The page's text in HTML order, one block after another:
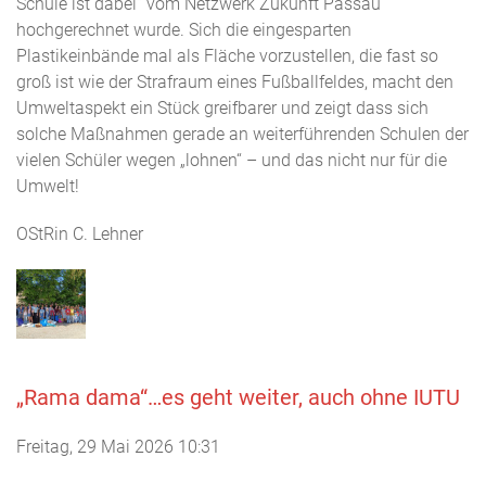
hochgerechnet wurde. Sich die eingesparten
Plastikeinbände mal als Fläche vorzustellen, die fast so
groß ist wie der Strafraum eines Fußballfeldes, macht den
Umweltaspekt ein Stück greifbarer und zeigt dass sich
solche Maßnahmen gerade an weiterführenden Schulen der
vielen Schüler wegen „lohnen“ – und das nicht nur für die
Umwelt!
OStRin C. Lehner
„Rama dama“…es geht weiter, auch ohne IUTU
Freitag, 29 Mai 2026 10:31